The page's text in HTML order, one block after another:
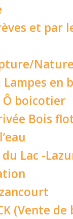
et par
Lampes en
Ô boicotier
Bois
Lac -
(Vente